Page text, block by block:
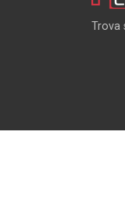
Trova